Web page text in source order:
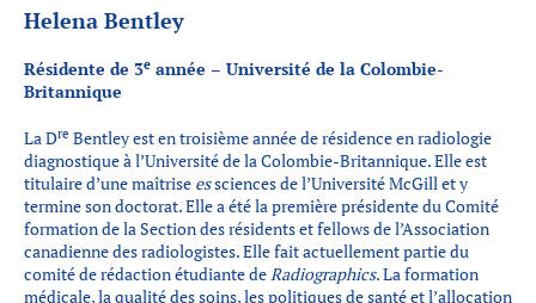
Helena Bentley
Résidente de 3e année – Université de la Colombie-
Britannique
La Dre Bentley est en troisième année de résidence en radiologie
diagnostique à l’Université de la Colombie-Britannique. Elle est
titulaire d’une maîtrise essciences de l’Université McGill et y
termine son doctorat. Elle a été la première présidente du Comité
formation de la Section des résidents et fellows de l’Association
canadienne des radiologistes. Elle fait actuellement partie du
comité de rédaction étudiante deRadiographics. La formation
médicale, la qualité des soins, les politiques de santé et l’allocation